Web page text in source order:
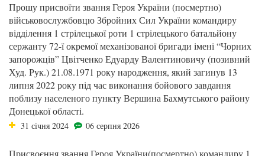
Прошу присвоїти звання Героя України (посмертно)
військовослужбовцю Збройних Сил України командиру
відділення 1 стрілецької роти 1 стрілецького батальйону
сержанту 72-ї окремої механізованої бригади імені “Чорних
запорожців” Цвітченко Едуарду Валентиновичу (позивний
Худ. Рук.) 21.08.1971 року народження, який загинув 13
липня 2022 року під час виконання бойового завдання
поблизу населеного пункту Вершина Бахмутського району
Донецької області.
31 січня 2024 06 серпня 2026
Присвоєння звання Героя України(посмертно) командиру 1